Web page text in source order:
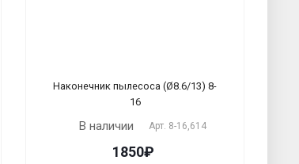
Наконечник пылесоса (Ø8.6/13) 8-
16
В наличии Арт. 8-16,614
1850₽